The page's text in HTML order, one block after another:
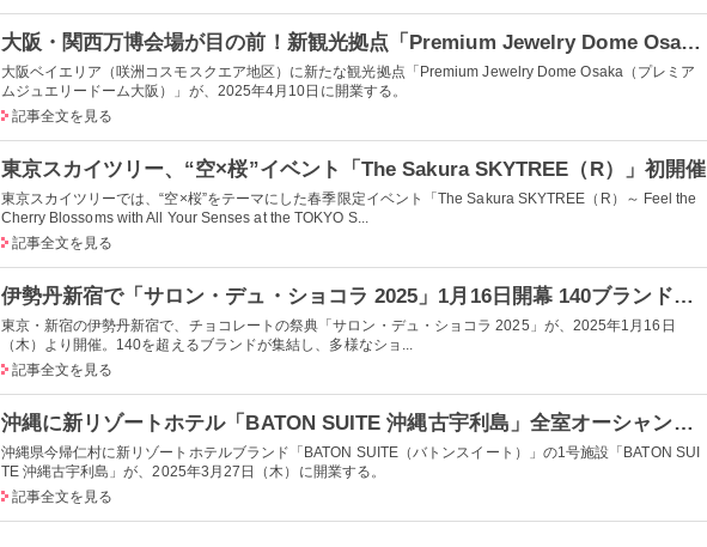
大阪・関西万博会場が目の前！新観光拠点「Premium Jewelry Dome Osaka」4⽉10日開業
大阪ベイエリア（咲洲コスモスクエア地区）に新たな観光拠点「Premium Jewelry Dome Osaka（プレミア
ムジュエリードーム大阪）」が、2025年4⽉10⽇に開業する。
記事全文を見る
東京スカイツリー、“空×桜”イベント「The Sakura SKYTREE（R）」初開催
東京スカイツリーでは、“空×桜”をテーマにした春季限定イベント「The Sakura SKYTREE（R）～ Feel the
Cherry Blossoms with All Your Senses at the TOKYO S...
記事全文を見る
伊勢丹新宿で「サロン・デュ・ショコラ 2025」1月16日開幕 140ブランド超え＆出来立てチョコ菓子も充実
東京・新宿の伊勢丹新宿で、チョコレートの祭典「サロン・デュ・ショコラ 2025」が、2025年1月16日
（木）より開催。140を超えるブランドが集結し、多様なショ...
記事全文を見る
沖縄に新リゾートホテル「BATON SUITE 沖縄古宇利島」全室オーシャンビュー＆スイート仕様の35室
沖縄県今帰仁村に新リゾートホテルブランド「BATON SUITE（バトンスイート）」の1号施設「BATON SUI
TE 沖縄古宇利島」が、2025年3月27日（木）に開業する。
記事全文を見る